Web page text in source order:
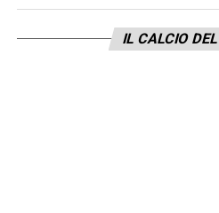
Leverkusen: dopo il ko
Lipsia prima della sosta
IL CALCIO